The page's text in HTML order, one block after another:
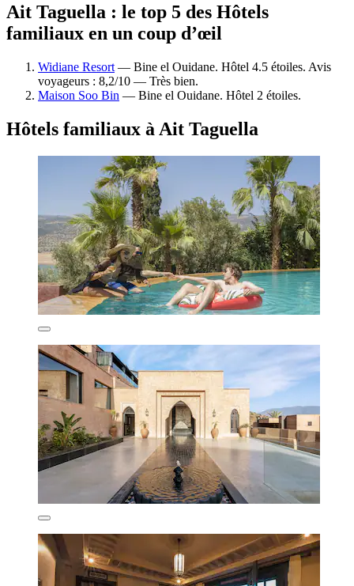
Ait Taguella : le top 5 des Hôtels
familiaux en un coup d’œil
Widiane Resort — Bine el Ouidane. Hôtel 4.5 étoiles. Avis
voyageurs : 8,2/10 — Très bien.
Maison Soo Bin — Bine el Ouidane. Hôtel 2 étoiles.
Hôtels familiaux à Ait Taguella